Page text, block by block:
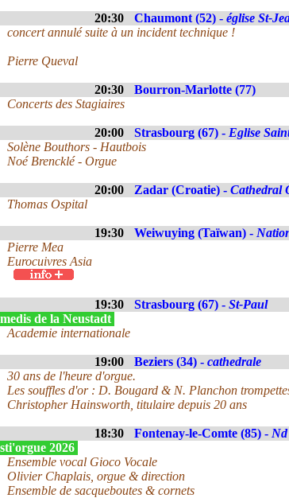
20:30 Chaumont (52) - église St-
concert annulé suite à un incident technique !
Pierre Queval
20:30 Bourron-Marlotte (77)
Concerts des Stagiaires
20:00 Strasbourg (67) - Eglise
Solène Bouthors - Hautbois
Noé Brencklé - Orgue
20:00 Zadar (Croatie) - Cathedral
Thomas Ospital
19:30 Weiwuying (Taïwan) -
Pierre Mea
Eurocuivres Asia
19:30 Strasbourg (67) - St-Paul
de la Neustadt
Academie internationale
19:00 Beziers (34) - cathedrale
30 ans de l'heure d'orgue.
Les souffles d'or : D. Bougard & N. Planchon
Christopher Hainsworth, titulaire depuis 20 ans
18:30 Fontenay-le-Comte (85) - Nd
2026
Ensemble vocal Gioco Vocale
Olivier Chaplais, orgue & direction
Ensemble de sacqueboutes & cornets